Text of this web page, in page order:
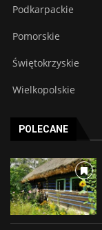
Podkarpackie
Pomorskie
Świętokrzyskie
Wielkopolskie
POLECANE